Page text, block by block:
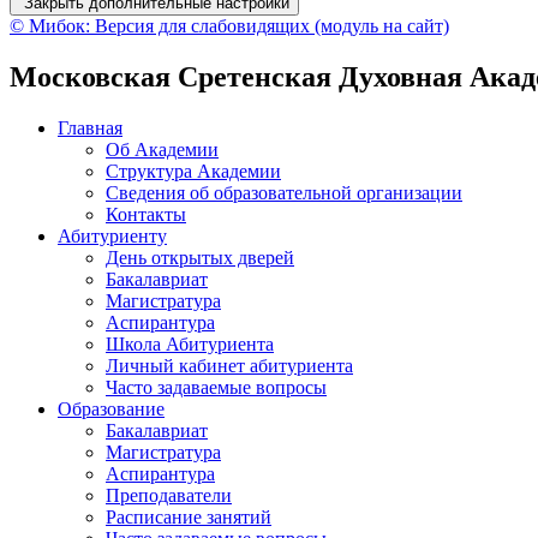
© Мибок: Версия для слабовидящих (модуль на сайт)
Московская Сретенская Духовная
Главная
Об Академии
Структура Академии
Сведения об образовательной организации
Контакты
Абитуриенту
День открытых дверей
Бакалавриат
Магистратура
Аспирантура
Школа Абитуриента
Личный кабинет абитуриента
Часто задаваемые вопросы
Образование
Бакалавриат
Магистратура
Аспирантура
Преподаватели
Расписание занятий